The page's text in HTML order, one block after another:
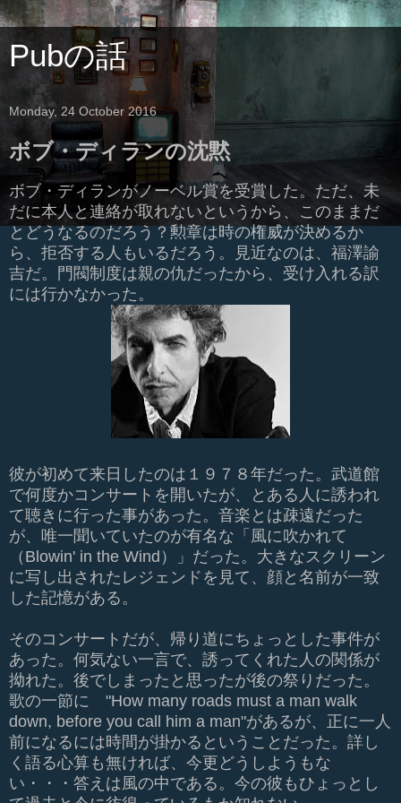
Pubの話
Monday, 24 October 2016
ボブ・ディランの沈黙
ボブ・ディランがノーベル賞を受賞した。ただ、未
だに本人と連絡が取れないというから、このままだ
とどうなるのだろう？勲章は時の権威が決めるか
ら、拒否する人もいるだろう。見近なのは、福澤諭
吉だ。門閥制度は親の仇だったから、受け入れる訳
には行かなかった。
彼が初めて来日したのは１９７８年だった。武道館
で何度かコンサートを開いたが、とある人に誘われ
て聴きに行った事があった。音楽とは疎遠だった
が、唯一聞いていたのが有名な「風に吹かれて
（Blowin' in the Wind）」だった。大きなスクリーン
に写し出されたレジェンドを見て、顔と名前が一致
した記憶がある。
そのコンサートだが、帰り道にちょっとした事件が
あった。何気ない一言で、誘ってくれた人の関係が
拗れた。後でしまったと思ったが後の祭りだった。
歌の一節に "How many roads must a man walk
down, before you call him a man"があるが、正に一人
前になるには時間が掛かるということだった。詳し
く語る心算も無ければ、今更どうしようもな
い・・・答えは風の中である。今の彼もひょっとし